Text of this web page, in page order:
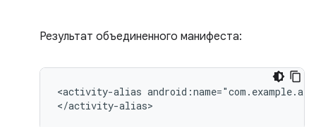
Результат объединенного манифеста:
<activity-alias
</activity-alias>